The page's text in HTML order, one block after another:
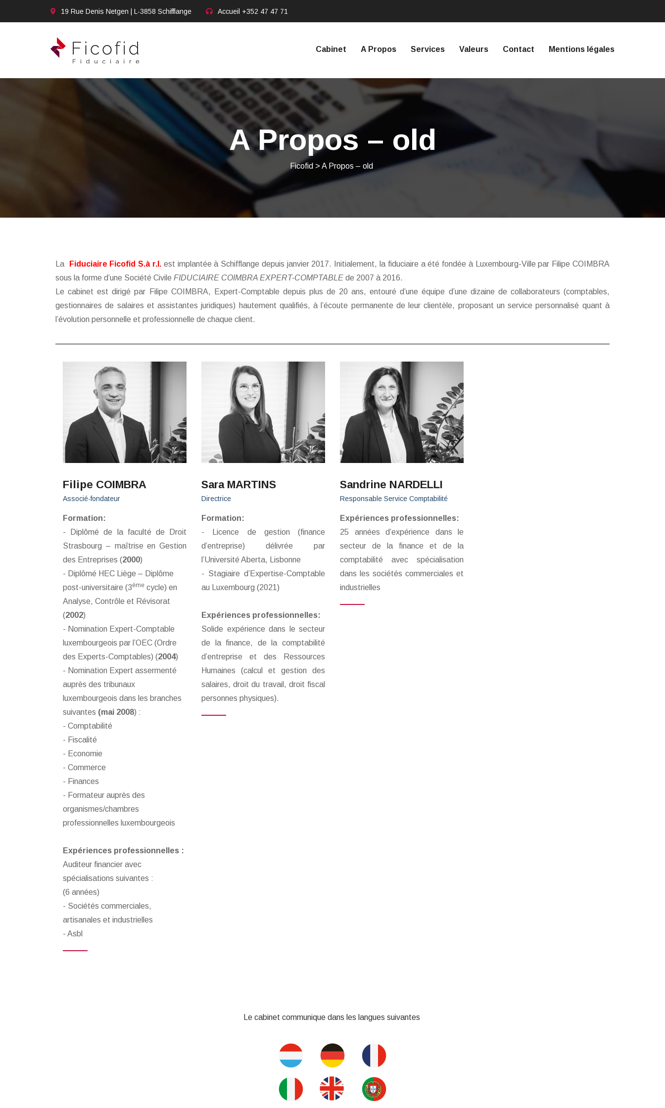
19 Rue Denis Netgen | L-3858 Schifflange Accueil +352 47 47 71
Cabinet A Propos Services Valeurs Contact Mentions légales
A Propos – old
Ficofid > A Propos – old
La Fiduciaire Ficofid S.à r.l. est implantée à Schifflange depuis janvier 2017. Initialement, la fiduciaire a été fondée à Luxembourg-Ville par Filipe COIMBRA
sous la forme d’une Société Civile FIDUCIAIRE COIMBRA EXPERT-COMPTABLE de 2007 à 2016.
Le cabinet est dirigé par Filipe COIMBRA, Expert-Comptable depuis plus de 20 ans, entouré d’une équipe d’une dizaine de collaborateurs (comptables,
gestionnaires de salaires et assistantes juridiques) hautement qualifiés, à l’écoute permanente de leur clientèle, proposant un service personnalisé quant à
l’évolution personnelle et professionnelle de chaque client.
Filipe COIMBRA
Associé-fondateur
Formation:
- Diplômé de la faculté de Droit
Strasbourg – maîtrise en Gestion
des Entreprises (2000)
- Diplômé HEC Liège – Diplôme
post-universitaire (3ème cycle) en
Analyse, Contrôle et Révisorat
(2002)
- Nomination Expert-Comptable
luxembourgeois par l’OEC (Ordre
des Experts-Comptables) (2004)
- Nomination Expert assermenté
auprès des tribunaux
luxembourgeois dans les branches
suivantes (mai 2008) :
- Comptabilité
- Fiscalité
- Economie
- Commerce
- Finances
- Formateur auprès des
organismes/chambres
professionnelles luxembourgeois
Expériences professionnelles :
Auditeur financier avec
spécialisations suivantes :
(6 années)
- Sociétés commerciales,
artisanales et industrielles
- Asbl
Sara MARTINS
Directrice
Formation:
- Licence de gestion (finance
d’entreprise) délivrée par
l’Université Aberta, Lisbonne
- Stagiaire d’Expertise-Comptable
au Luxembourg (2021)
Expériences professionnelles:
Solide expérience dans le secteur
de la finance, de la comptabilité
d’entreprise et des Ressources
Humaines (calcul et gestion des
salaires, droit du travail, droit fiscal
personnes physiques).
Sandrine NARDELLI
Responsable Service Comptabilité
Expériences professionnelles:
25 années d’expérience dans le
secteur de la finance et de la
comptabilité avec spécialisation
dans les sociétés commerciales et
industrielles
Le cabinet communique dans les langues suivantes